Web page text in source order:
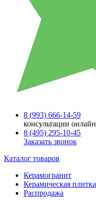
8 (993) 666-14-59
консультации онлайн
8 (495) 295-10-45
Заказать звонок
Каталог товаров
Керамогранит
Керамическая плитка
Распродажа